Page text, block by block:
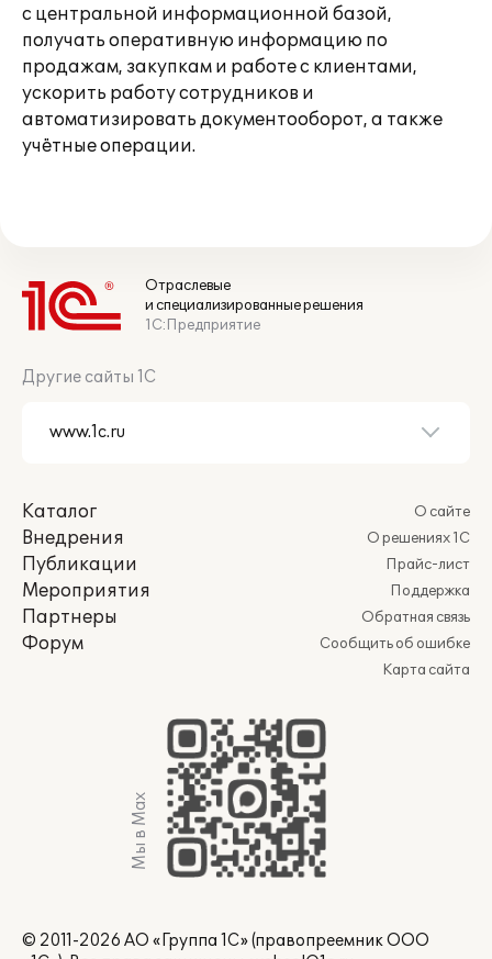
с центральной информационной базой,
получать оперативную информацию по
продажам, закупкам и работе с клиентами,
ускорить работу сотрудников и
автоматизировать документооборот, а также
учётные операции.
Отраслевые
и специализированные решения
1С:Предприятие
Другие сайты 1С
Каталог
Внедрения
Публикации
Мероприятия
Партнеры
Форум
О сайте
О решениях 1С
Прайс-лист
Поддержка
Обратная связь
Сообщить об ошибке
Карта сайта
Мы в Max
© 2011-2026 АО «Группа 1С» (правопреемник ООО